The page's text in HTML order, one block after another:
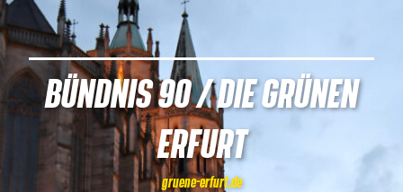
BÜNDNIS 90 / DIE GRÜNEN
ERFURT
gruene-erfurt.de